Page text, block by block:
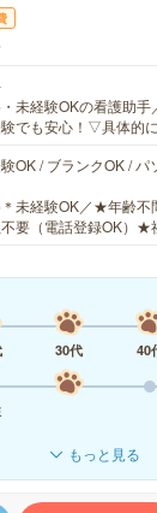
未経験OKの看護助
でも安心！▽具体的
OK / ブランクOK /
未経験OK／★年齢
要（電話登録OK）
30代 40
もっと見る